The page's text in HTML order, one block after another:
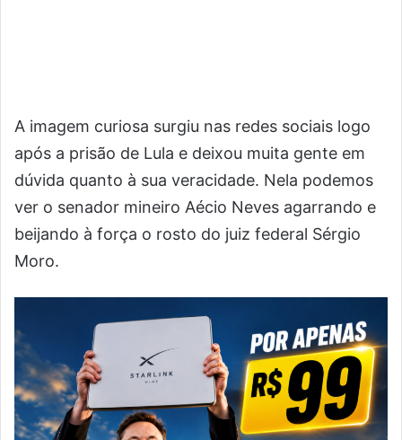
A imagem curiosa surgiu nas redes sociais logo
após a prisão de Lula e deixou muita gente em
dúvida quanto à sua veracidade. Nela podemos
ver o senador mineiro Aécio Neves agarrando e
beijando à força o rosto do juiz federal Sérgio
Moro.